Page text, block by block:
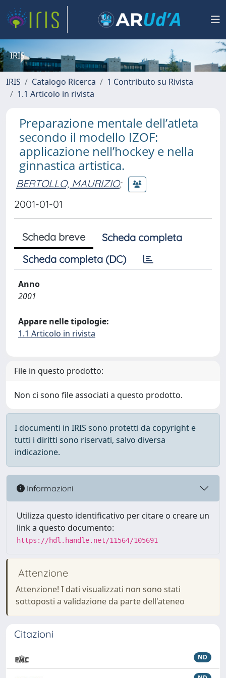
IRIS
IRIS Catalogo Ricerca
1 Contributo su Rivista
1.1 Articolo in rivista
Preparazione mentale dell’atleta
secondo il modello IZOF:
applicazione nell’hockey e nella
ginnastica artistica.
BERTOLLO, MAURIZIO;
2001-01-01
Scheda breve
Scheda completa
Scheda completa (DC)
Anno
2001
Appare nelle tipologie:
1.1 Articolo in rivista
File in questo prodotto:
Non ci sono file associati a questo prodotto.
I documenti in IRIS sono protetti da copyright e
tutti i diritti sono riservati, salvo diversa
indicazione.
Informazioni
Utilizza questo identificativo per citare o creare un
link a questo documento:
https://hdl.handle.net/11564/105691
Attenzione
Attenzione! I dati visualizzati non sono stati
sottoposti a validazione da parte dell'ateneo
Citazioni
ND